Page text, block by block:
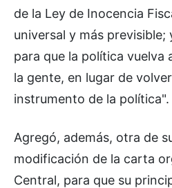
de la Ley de Inocencia
universal y más previsible;
para que la política vuelva
la gente, en lugar de
instrumento de la política".
Agregó, además, otra de
modificación de la carta
Central, para que su